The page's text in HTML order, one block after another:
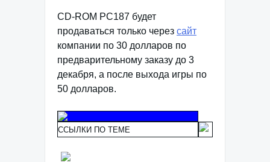
CD-ROM PC187 будет
продаваться только через сайт
компании по 30 долларов по
предварительному заказу до 3
декабря, а после выхода игры по
50 долларов.
ССЫЛКИ ПО ТЕМЕ